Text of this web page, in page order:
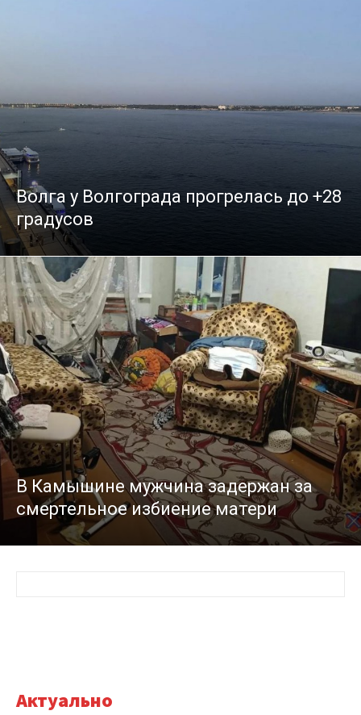
Волга у Волгограда прогрелась до +28
градусов
В Камышине мужчина задержан за
смертельное избиение матери
Актуально